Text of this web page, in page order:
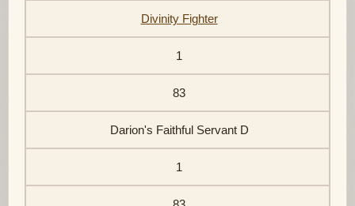
Divinity Fighter
1
83
Darion's Faithful Servant D
1